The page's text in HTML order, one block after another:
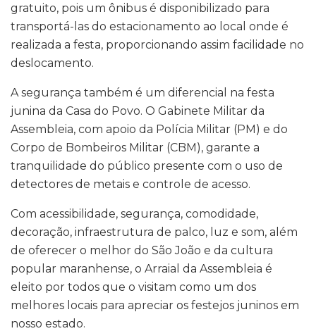
gratuito, pois um ônibus é disponibilizado para
transportá-las do estacionamento ao local onde é
realizada a festa, proporcionando assim facilidade no
deslocamento.
A segurança também é um diferencial na festa
junina da Casa do Povo. O Gabinete Militar da
Assembleia, com apoio da Polícia Militar (PM) e do
Corpo de Bombeiros Militar (CBM), garante a
tranquilidade do público presente com o uso de
detectores de metais e controle de acesso.
Com acessibilidade, segurança, comodidade,
decoração, infraestrutura de palco, luz e som, além
de oferecer o melhor do São João e da cultura
popular maranhense, o Arraial da Assembleia é
eleito por todos que o visitam como um dos
melhores locais para apreciar os festejos juninos em
nosso estado.